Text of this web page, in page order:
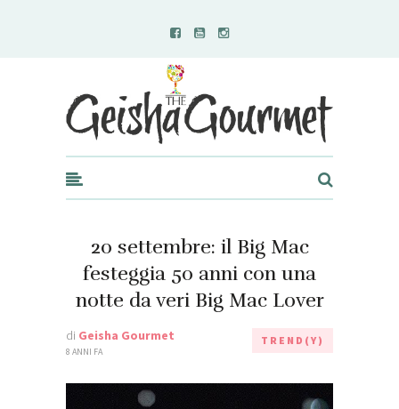
Geisha Gourmet
20 settembre: il Big Mac
festeggia 50 anni con una
notte da veri Big Mac Lover
di Geisha Gourmet
8 ANNI FA
TREND(Y)